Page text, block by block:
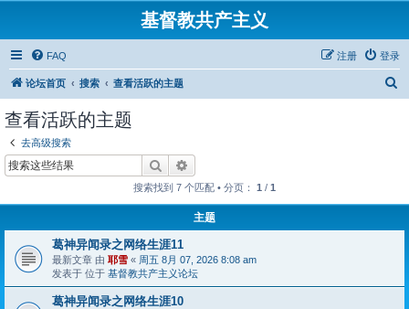
基督教共产主义
FAQ 登录
注册
论坛首页 搜索 查看活跃的主题
查看活跃的主题
去高级搜索
搜索
搜索找到 7 个匹配 • 分页： 1 / 1
主题
葛神异闻录之网络生涯11
最新文章 由 耶雪 « 周五 8月 07, 2026 8:08 am
发表于 位于 基督教共产主义论坛
葛神异闻录之网络生涯10